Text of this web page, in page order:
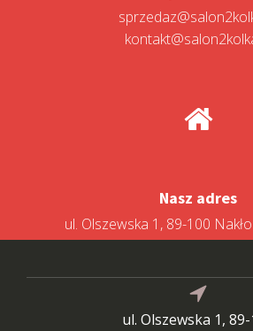
Nasz adres
ul. Olszewska 1, 89-100
ul. Olszewska 1,